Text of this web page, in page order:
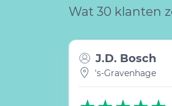
Wat 30 klanten
J.D. Bosch
's-Gravenhage